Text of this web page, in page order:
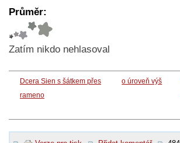
Průměr:
Zatím nikdo nehlasoval
Dcera Sien s šátkem přes
rameno
o úroveň výš